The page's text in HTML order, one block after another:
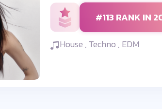
#113 RANK IN
House , Techno , EDM